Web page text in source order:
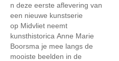
n deze eerste aflevering van
een nieuwe kunstserie
op Midvliet neemt
kunsthistorica Anne Marie
Boorsma je mee langs de
mooiste beelden in de